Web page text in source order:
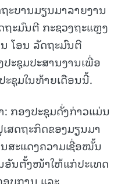
ະບານມຽນມາລາຍງານ
ະມົນຕີ ກະຊວງຖະແຫຼງ
ໂອນ ລັດຖະມົນຕີ
ປະຊຸມປະສານງານເພື່ອ
ຊຸມໃນທ້າຍເດືອນນີ້.
ກອງປະຊຸມດັ່ງກ່າວແມ່ນ
ດຖະກິດຂອງມຽນມາ
ສະແດງຄວາມເຊື່ອໝັ້ນ
ອັນຕັ້ງໜ້າໃຫ້ແກ່ປະເທດ
ອບການ ແລະ